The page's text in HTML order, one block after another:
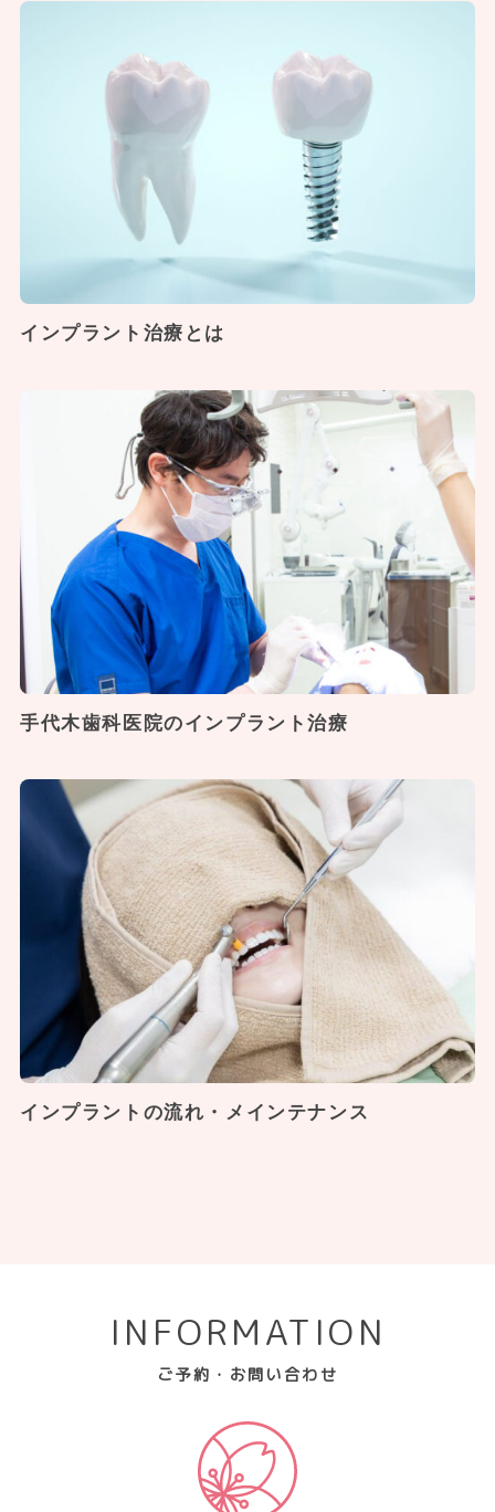
インプラント治療とは
手代木歯科医院のインプラント治療
インプラントの流れ・メインテナンス
INFORMATION
ご予約・お問い合わせ